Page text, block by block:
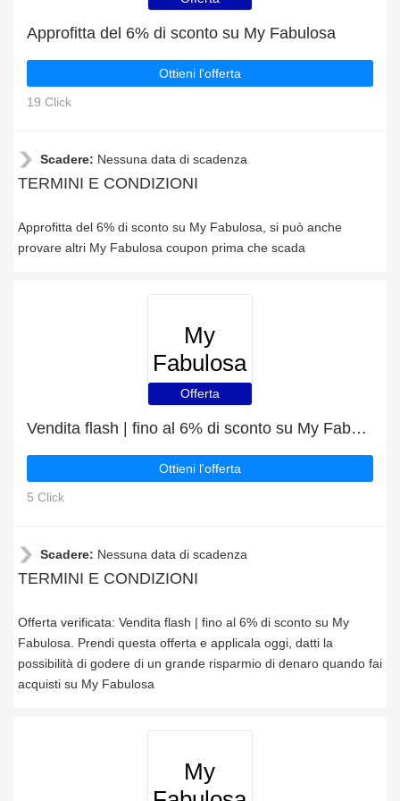
Approfitta del 6% di sconto su My Fabulosa
Ottieni l'offerta
19 Click
Scadere: Nessuna data di scadenza
TERMINI E CONDIZIONI
Approfitta del 6% di sconto su My Fabulosa, si può anche
provare altri My Fabulosa coupon prima che scada
My
Fabulosa
Offerta
Vendita flash | fino al 6% di sconto su My Fabulosa
Ottieni l'offerta
5 Click
Scadere: Nessuna data di scadenza
TERMINI E CONDIZIONI
Offerta verificata: Vendita flash | fino al 6% di sconto su My
Fabulosa. Prendi questa offerta e applicala oggi, datti la
possibilità di godere di un grande risparmio di denaro quando fai
acquisti su My Fabulosa
My